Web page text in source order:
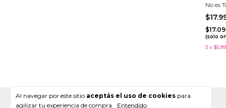
Al navegar por este sitio aceptás el uso de cookies para
agilizar tu experiencia de compra. Entendido
No es
(solo
3 x